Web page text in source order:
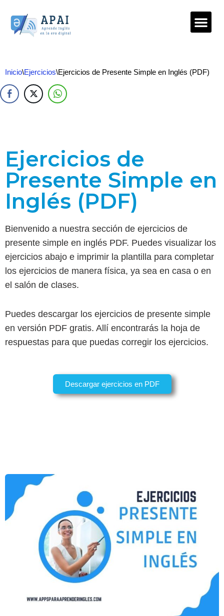
Saltar
Inicio\Ejercicios\Ejercicios de Presente Simple en Inglés (PDF)
Ejercicios de
Presente Simple en
Inglés (PDF)
Bienvenido a nuestra sección de ejercicios de
presente simple en inglés PDF. Puedes visualizar los
ejercicios abajo e imprimir la plantilla para completar
los ejercicios de manera física, ya sea en casa o en
el salón de clases.
Puedes descargar los ejercicios de presente simple
en versión PDF gratis. Allí encontrarás la hoja de
respuestas para que puedas corregir los ejercicios.
Descargar ejercicios en PDF